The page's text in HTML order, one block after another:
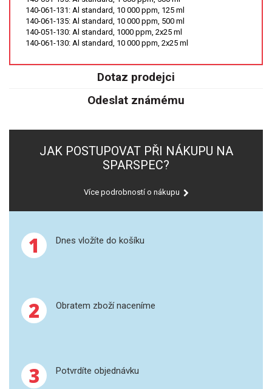
SPEKTROFOTOMETRY
KYVETY
PŘÍPRAVA VZORKŮ
TLAKOVÉ AUTOKLÁVY
TAVENÍ
LISOVÁNÍ
GRAFITOVÉ KELÍMKY
AFM SONDY
140-061-131: Al standard, 10 000 ppm, 125 ml
140-061-135: Al standard, 10 000 ppm, 500 ml
140-051-130: Al standard, 1000 ppm, 2x25 ml
140-061-130: Al standard, 10 000 ppm, 2x25 ml
Dotaz prodejci
Odeslat známému
JAK POSTUPOVAT PŘI NÁKUPU NA
SPARSPEC?
Více podrobností o nákupu
1 Dnes vložíte do košíku
2 Obratem zboží naceníme
3 Potvrdíte objednávku